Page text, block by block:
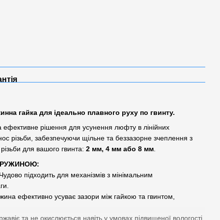
гайка для ідеально плавного руху по гвинту.
рішення для усунення люфту в лінійних
різьби, забезпечуючи щільне та беззазорне зчеплення з
для вашого гвинта: 2 мм, 4 мм або 8 мм.
підходить для механізмів з мінімальним
ефективно усуває зазори між гайкою та гвинтом,
та не окислюється навіть у умовах підвищеної вологості,